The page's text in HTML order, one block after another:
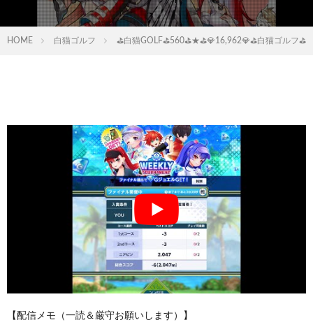
HOME 白猫ゴルフ ⛳白猫GOLF⛳560⛳★⛳💎16,962💎⛳白猫ゴルフ⛳
【配信メモ（一読＆厳守お願いします）】